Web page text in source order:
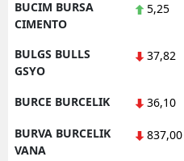
BUCIM BURSA
CIMENTO
5,25
BULGS BULLS
GSYO
37,82
BURCE BURCELIK 36,10
BURVA BURCELIK
VANA
837,00